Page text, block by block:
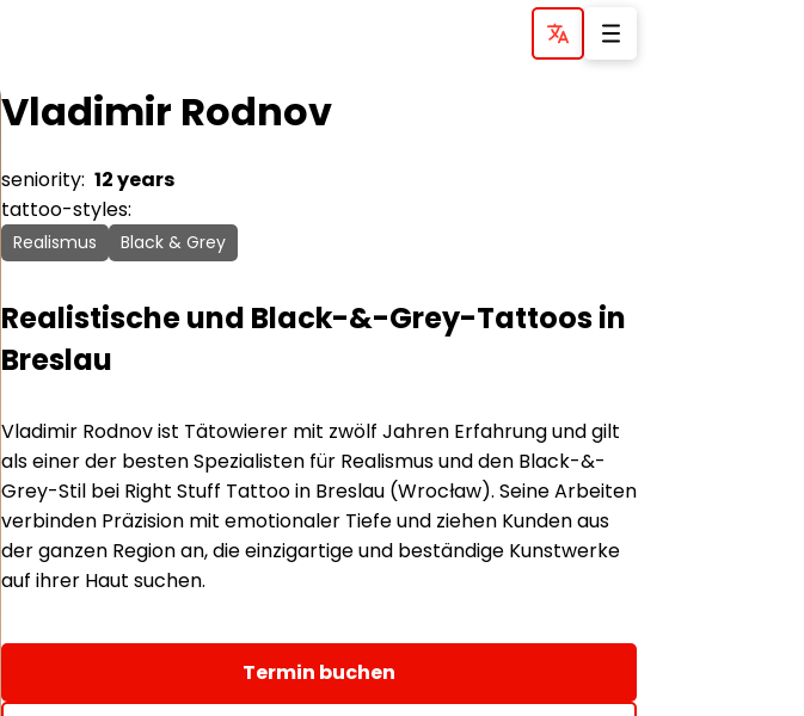
Vladimir Rodnov
seniority: 12 years
tattoo-styles:
Realismus Black & Grey
Realistische und Black-&-Grey-Tattoos in
Breslau
Vladimir Rodnov ist Tätowierer mit zwölf Jahren Erfahrung und gilt
als einer der besten Spezialisten für Realismus und den Black-&-
Grey-Stil bei Right Stuff Tattoo in Breslau (Wrocław). Seine Arbeiten
verbinden Präzision mit emotionaler Tiefe und ziehen Kunden aus
der ganzen Region an, die einzigartige und beständige Kunstwerke
auf ihrer Haut suchen.
Termin buchen